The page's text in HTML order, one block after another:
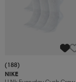
(188)
NIKE